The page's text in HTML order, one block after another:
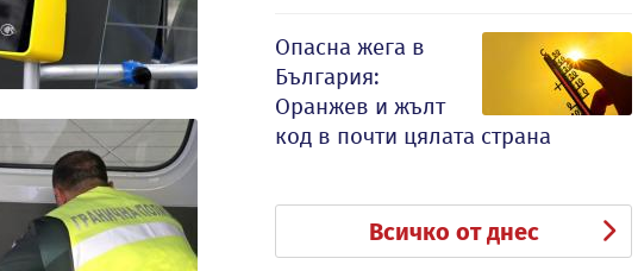
Опасна жега в
България:
Оранжев и жълт
код в почти цялата страна
Всичко от днес